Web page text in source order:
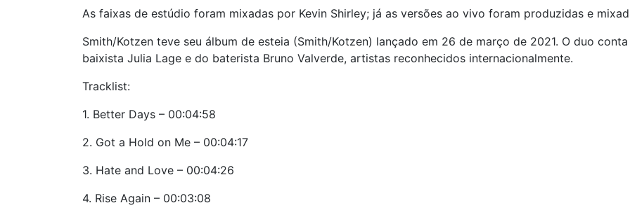
As faixas de estúdio foram mixadas por Kevin Shirley; já as versões ao vivo foram produzidas e
Smith/Kotzen teve seu álbum de esteia (Smith/Kotzen) lançado em 26 de março de 2021. O duo
baixista Julia Lage e do baterista Bruno Valverde, artistas reconhecidos internacionalmente.
Tracklist:
1. Better Days – 00:04:58
2. Got a Hold on Me – 00:04:17
3. Hate and Love – 00:04:26
4. Rise Again – 00:03:08